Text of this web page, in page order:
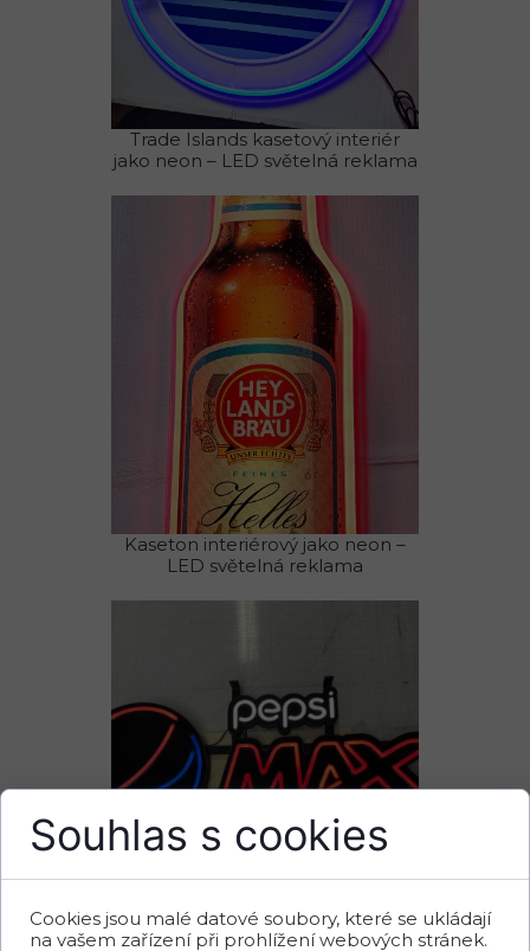
Trade Islands kasetový interiér
jako neon – LED světelná reklama
Kaseton interiérový jako neon –
LED světelná reklama
Souhlas s cookies
Cookies jsou malé datové soubory, které se ukládají
na vašem zařízení při prohlížení webových stránek.